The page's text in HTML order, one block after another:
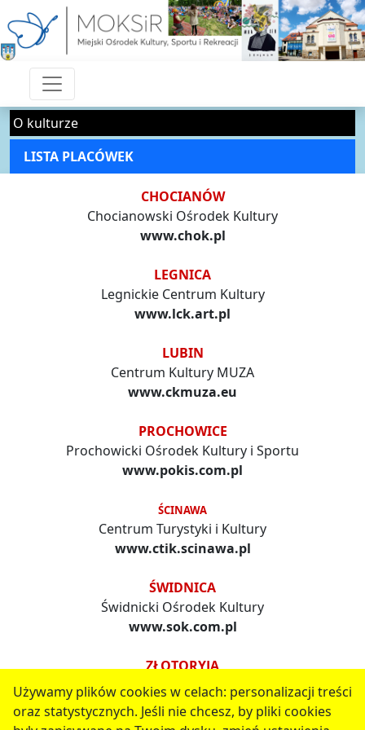
Używamy plików cookies w celach: personalizacji treści
oraz statystycznych. Jeśli nie chcesz, by pliki cookies
O kulturze
LISTA PLACÓWEK
CHOCIANÓW
Chocianowski Ośrodek Kultury
www.chok.pl
LEGNICA
Legnickie Centrum Kultury
www.lck.art.pl
LUBIN
Centrum Kultury MUZA
www.ckmuza.eu
PROCHOWICE
Prochowicki Ośrodek Kultury i Sportu
www.pokis.com.pl
ŚCINAWA
Centrum Turystyki i Kultury
www.ctik.scinawa.pl
ŚWIDNICA
Świdnicki Ośrodek Kultury
www.sok.com.pl
ZŁOTORYJA
Złotoryjski Ośrodek Kultury i Rekreacji
www.zokir.pl
serwis jest częścią portalu miejskiegowww.chojnow.eu